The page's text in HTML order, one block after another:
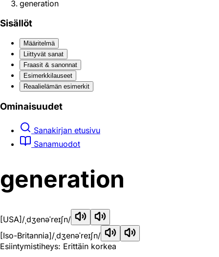
generation
Sisällöt
Määritelmä
Liittyvät sanat
Fraasit & sanonnat
Esimerkkilauseet
Reaali­elämän esimerkit
Ominaisuudet
Sanakirjan etusivu
Sanamuodot
generation
[USA] /ˌdʒenəˈreɪʃn/
[Iso-Britannia]/ˌdʒenəˈreɪʃn/
Esiintymistiheys: Erittäin korkea